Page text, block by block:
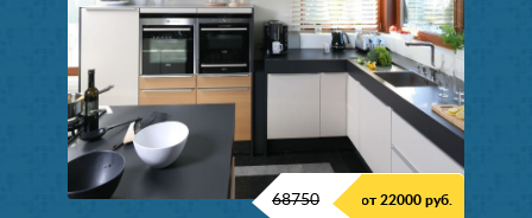
68750 от 22000 руб.